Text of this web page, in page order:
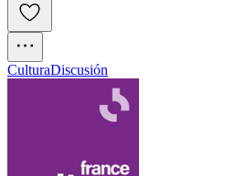
CulturaDiscusión